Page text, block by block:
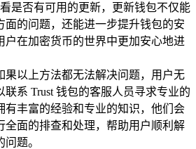
是否有可用的更新，更新钱包不仅能
面的问题，还能进一步提升钱包的安
户在加密货币的世界中更加安心地进
果以上方法都无法解决问题，用户无
联系 Trust 钱包的客服人员寻求专业的
有丰富的经验和专业的知识，他们会
全面的排查和处理，帮助用户顺利解
问题。